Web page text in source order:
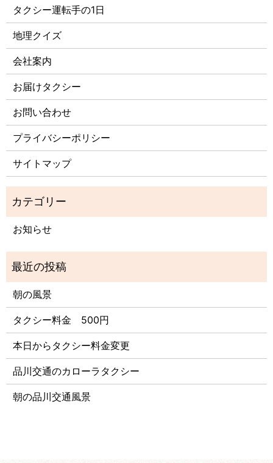
タクシー運転手の1日
地理クイズ
会社案内
お届けタクシー
お問い合わせ
プライバシーポリシー
サイトマップ
お知らせ
朝の風景
タクシー料金 500円
本日からタクシー料金変更
品川交通のカローラタクシー
朝の品川交通風景